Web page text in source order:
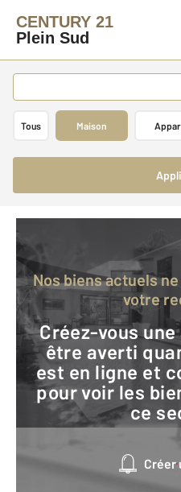
CENTURY 21
Plein Sud
Tous Maison
Nos biens actuels ne correspondent pas à
votre
Créez-vous une alerte mail pour
être averti
est en ligne et
pour voir les
ce